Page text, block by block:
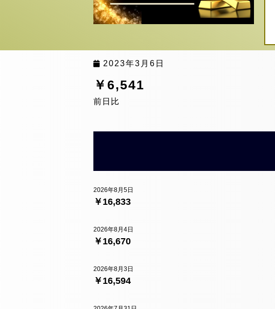
2023年3月6日
￥6,541
前日比
￥16,833
2026年8月5日
￥16,670
2026年8月4日
￥16,594
2026年8月3日